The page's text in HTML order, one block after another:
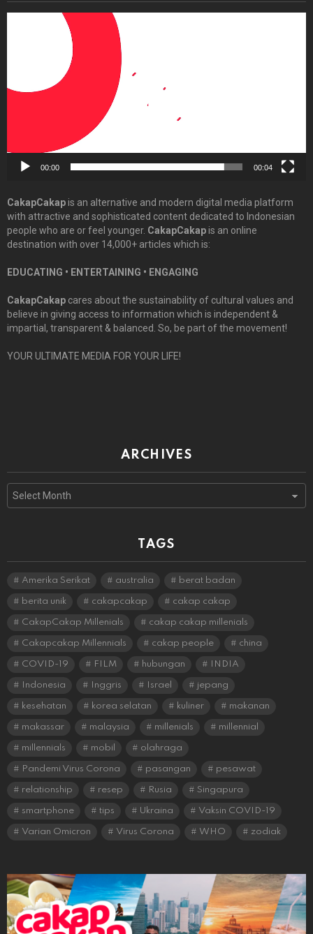
00:00 00:04
CakapCakapis an alternative and modern digital media platform
with attractive and sophisticated content dedicated to Indonesian
people who are or feel younger. CakapCakapis an online
destination with over 14,000+ articles which is:
EDUCATING • ENTERTAINING • ENGAGING
CakapCakap cares about the sustainability of cultural values and
believe in giving access to information which is independent &
impartial, transparent & balanced. So, be part of the movement!
YOUR ULTIMATE MEDIA FOR YOUR LIFE!
ARCHIVES
TAGS
Amerika Serikat australia berat badan
berita unik cakapcakap cakap cakap
CakapCakap Millenials cakap cakap millenials
Cakapcakap Millennials cakap people china
COVID-19 FILM hubungan INDIA
Indonesia Inggris Israel jepang
kesehatan korea selatan kuliner makanan
makassar malaysia millenials millennial
millennials mobil olahraga
Pandemi Virus Corona pasangan pesawat
relationship resep Rusia Singapura
smartphone tips Ukraina Vaksin COVID-19
Varian Omicron Virus Corona WHO zodiak